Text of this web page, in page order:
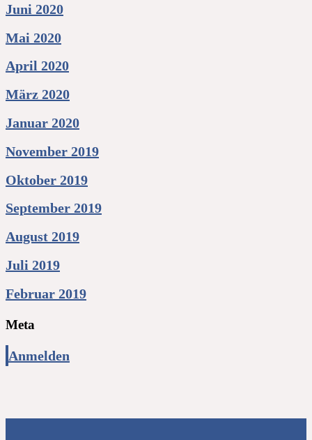
Juni 2020
Mai 2020
April 2020
März 2020
Januar 2020
November 2019
Oktober 2019
September 2019
August 2019
Juli 2019
Februar 2019
Meta
Anmelden